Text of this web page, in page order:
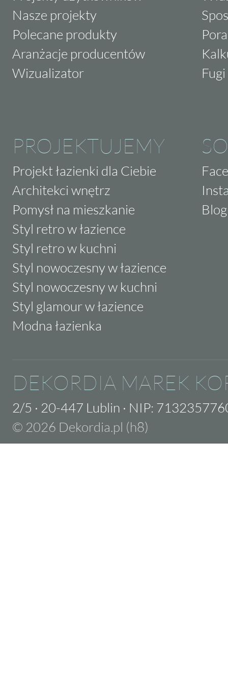
Nasze projekty
Polecane produkty
Aranżacje producentów
Wizualizator
PROJEKTUJEMY
Projekt łazienki dla Ciebie
Architekci wnętrz
Pomysł na mieszkanie
Styl retro w łazience
Styl retro w kuchni
Styl nowoczesny w łazience
Styl nowoczesny w kuchni
Styl glamour w łazience
Modna łazienka
Blog
DEKORDIA MAREK
2/5 · 20-447 Lublin · NIP:
© 2026 Dekordia.pl (h8)